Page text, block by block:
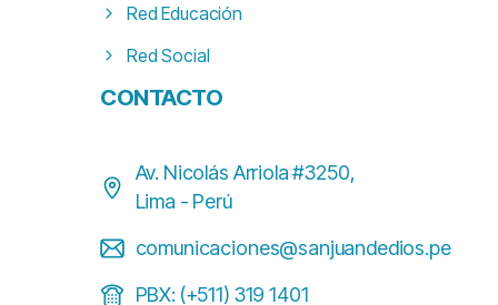
Red Educación
Red Social
CONTACTO
Av. Nicolás Arriola #3250,
Lima - Perú
comunicaciones@sanjuandedios.pe
PBX: (+511) 319 1401